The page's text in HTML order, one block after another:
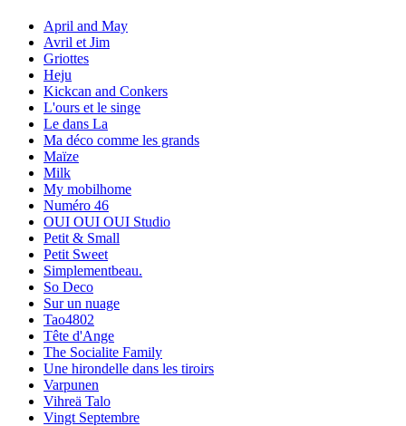
April and May
Avril et Jim
Griottes
Heju
Kickcan and Conkers
L'ours et le singe
Le dans La
Ma déco comme les grands
Maïze
Milk
My mobilhome
Numéro 46
OUI OUI OUI Studio
Petit & Small
Petit Sweet
Simplementbeau.
So Deco
Sur un nuage
Tao4802
Tête d'Ange
The Socialite Family
Une hirondelle dans les tiroirs
Varpunen
Vihreä Talo
Vingt Septembre